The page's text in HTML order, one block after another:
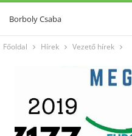
Borboly Csaba
Főoldal Hírek Vezető hírek